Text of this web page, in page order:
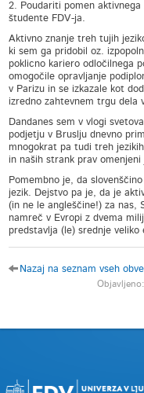
2. Poudariti pomen
študente FDV-ja.
Aktivno znanje treh tujih
ki sem ga pridobil oz.
poklicno kariero odločilnega
omogočile opravljanje
v Parizu in se izkazale kot
izredno zahtevnem trgu dela
Dandanes sem v vlogi
podjetju v Bruslju dnevno
mnogokrat pa tudi treh
in naših strank prav omenjeni
Pomembno je, da
jezik. Dejstvo pa je, da je
(in ne le angleščine!) za nas,
namreč v Evropi z dvema
predstavlja (le) srednje
Nazaj na seznam vseh